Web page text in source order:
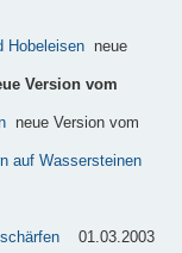
Hobeleisen neue
Version vom
neue Version vom
auf Wassersteinen
01.03.2003